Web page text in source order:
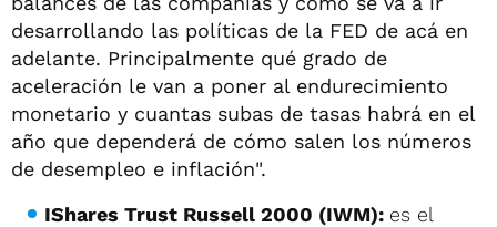
desarrollando las políticas de la FED de acá en
adelante. Principalmente qué grado de
aceleración le van a poner al endurecimiento
monetario y cuantas subas de tasas habrá en el
año que dependerá de cómo salen los números
de desempleo e inflación".
IShares Trust Russell 2000 (IWM): es el